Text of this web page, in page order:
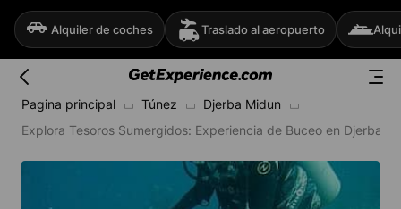
Alquiler de coches Traslado al aeropuerto
Pagina principal Túnez
Djerba Midun
Explora Tesoros Sumergidos: Experiencia de Buceo en Djerba